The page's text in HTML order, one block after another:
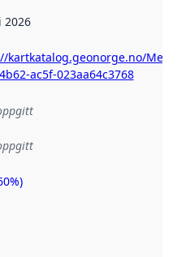
2026
kartkatalog.geonorge.no/
ac5f-023aa64c3768